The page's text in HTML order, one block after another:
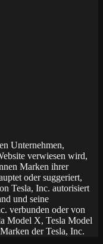
Unternehmen,
verwiesen wird,
Marken ihrer
oder suggeriert,
Tesla, Inc. autorisiert
und seine
verbunden oder von
Model X, Tesla Model
der Tesla, Inc.